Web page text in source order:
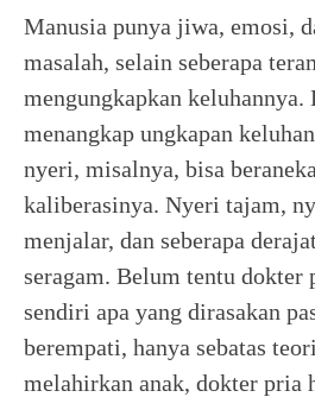
Manusia punya jiwa, emosi,
masalah, selain seberapa
mengungkapkan keluhannya.
menangkap ungkapan
nyeri, misalnya, bisa
kaliberasinya. Nyeri tajam,
menjalar, dan seberapa
seragam. Belum tentu dokter
sendiri apa yang dirasakan
berempati, hanya sebatas
melahirkan anak, dokter pria